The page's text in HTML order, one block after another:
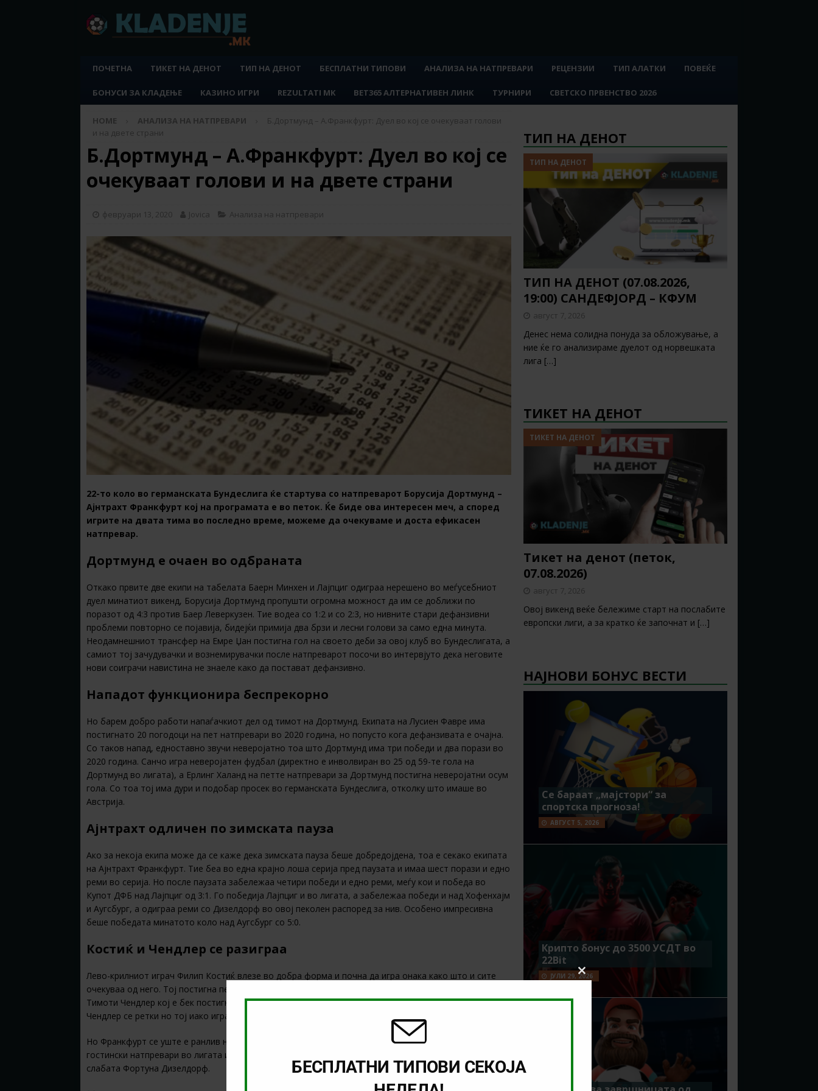
ПОЧЕТНА ТИКЕТ НА ДЕНОТ ТИП НА ДЕНОТ БЕСПЛАТНИ ТИПОВИ АНАЛИЗА НА НАТПРЕВАРИ РЕЦЕНЗИИ ТИП АЛАТКИ ПОВЕЌЕ
БОНУСИ ЗА КЛАДЕЊЕ КАЗИНО ИГРИ REZULTATI MK BET365 АЛТЕРНАТИВЕН ЛИНК ТУРНИРИ СВЕТСКО ПРВЕНСТВО 2026
HOME АНАЛИЗА НА НАТПРЕВАРИ
Б.Дортмунд – А.Франкфурт: Дуел во кој се очекуваат голови
и на двете страни
Б.Дортмунд – А.Франкфурт: Дуел во кој се
очекуваат голови и на двете страни
февруари 13, 2020 Jovica Анализа на натпревари
22-то коло во германската Бундеслига ќе стартува со натпреварот Борусија Дортмунд –
Ајнтрахт Франкфурт кој на програмата е во петок. Ќе биде ова интересен меч, а според
игрите на двата тима во последно време, можеме да очекуваме и доста ефикасен
натпревар.
Дортмунд е очаен во одбраната
Откако првите две екипи на табелата Баерн Минхен и Лајпциг одиграа нерешено во меѓусебниот
дуел минатиот викенд, Борусија Дортмунд пропушти огромна можност да им се доближи по
поразот од 4:3 против Баер Леверкузен. Тие водеа со 1:2 и со 2:3, но нивните стари дефанзивни
проблеми повторно се појавија, бидејќи примија два брзи и лесни голови за само една минута.
Неодамнешниот трансфер на Емре Џан постигна гол на своето деби за овој клуб во Бундеслигата, а
самиот тој зачудувачки и вознемирувачки после натпреварот посочи во интервјуто дека неговите
нови соиграчи навистина не знаеле како да постават дефанзивно.
Нападот функционира беспрекорно
Но барем добро работи напаѓачкиот дел од тимот на Дортмунд. Екипата на Лусиен Фавре има
постигнато 20 погодоци на пет натпревари во 2020 година, но попусто кога дефанзивата е очајна.
Со таков напад, едноставно звучи неверојатно тоа што Дортмунд има три победи и два порази во
2020 година. Санчо игра неверојатен фудбал (директно е инволвиран во 25 од 59-те гола на
Дортмунд во лигата), а Ерлинг Халанд на петте натпревари за Дортмунд постигна неверојатни осум
гола. Со тоа тој има дури и подобар просек во германската Бундеслига, отколку што имаше во
Австрија.
Ајнтрахт одличен по зимската пауза
Ако за некоја екипа може да се каже дека зимската пауза беше добредојдена, тоа е секако екипата
на Ајнтрахт Франкфурт. Тие беа во една крајно лоша серија пред паузата и имаа шест порази и едно
реми во серија. Но после паузата забележаа четири победи и едно реми, меѓу кои и победа во
Купот ДФБ над Лајпциг од 3:1. Го победија Лајпциг и во лигата, а забележаа победи и над Хофенхајм
и Аугсбург, а одиграа реми со Дизелдорф во овој пеколен распоред за нив. Особено импресивна
беше победата минатото коло над Аугсбург со 5:0.
Костиќ и Чендлер се разиграа
Лево-крилниот играч Филип Костиќ влезе во добра форма и почна да игра онака како што и сите
очекуваа од него. Тој постигна пет гола на последните четири натпревари, а пак американецот
Тимоти Чендлер кој е бек постигна четири голови на последните пет меча. Обично, головите на
Чендлер се ретки но тој иако игра како бек, доста е расположен пред противничкиот шеснаесетик.
Но Франкфурт се уште е ранлив на нивните гостувања. Тие загубија пет од последните седум
гостински натпревари во лигата и беа ужасни во последниот натпревар на гости во ремито 1:1 со
слабата Фортуна Дизелдорф.
ТИП НА ДЕНОТ
ТИП НА ДЕНОТ
ТИП НА ДЕНОТ (07.08.2026,
19:00) САНДЕФЈОРД – КФУМ
август 7, 2026
Денес нема солидна понуда за обложување, а
ние ќе го анализираме дуелот од норвешката
лига […]
ТИКЕТ НА ДЕНОТ
ТИКЕТ НА ДЕНОТ
Тикет на денот (петок,
07.08.2026)
август 7, 2026
Овој викенд веќе бележиме старт на послабите
европски лиги, а за кратко ќе започнат и […]
НАЈНОВИ БОНУС ВЕСТИ
Се бараат „мајстори“ за
спортска прогноза!
АВГУСТ 5, 2026
Крипто бонус до 3500 УСДТ во
22Bit
ЈУЛИ 29, 2026
Close
module
БЕСПЛАТНИ ТИПОВИ СЕКОЈА